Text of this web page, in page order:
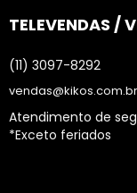
TELEVENDAS /
(11) 3097-8292
vendas@kikos.com.br
Atendimento de
*Exceto feriados